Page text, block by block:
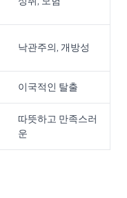
낙관주의, 개방성
이국적인 탈출
따뜻하고 만족스러
운